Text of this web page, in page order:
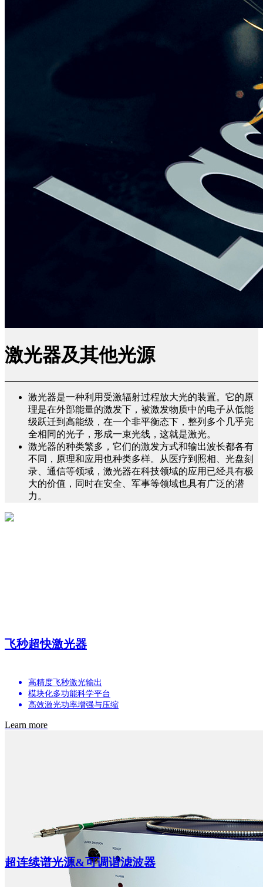
激光器及其他光源
激光器是一种利用受激辐射过程放大光的装置。它的原
理是在外部能量的激发下，被激发物质中的电子从低能
级跃迁到高能级，在一个非平衡态下，整列多个几乎完
全相同的光子，形成一束光线，这就是激光。
激光器的种类繁多，它们的激发方式和输出波长都各有
不同，原理和应用也种类多样。从医疗到照相、光盘刻
录、通信等领域，激光器在科技领域的应用已经具有极
大的价值，同时在安全、军事等领域也具有广泛的潜
力。
飞秒超快激光器
高精度飞秒激光输出
模块化多功能科学平台
高效激光功率增强与压缩
Learn more
超连续谱光源&可调谐滤波器